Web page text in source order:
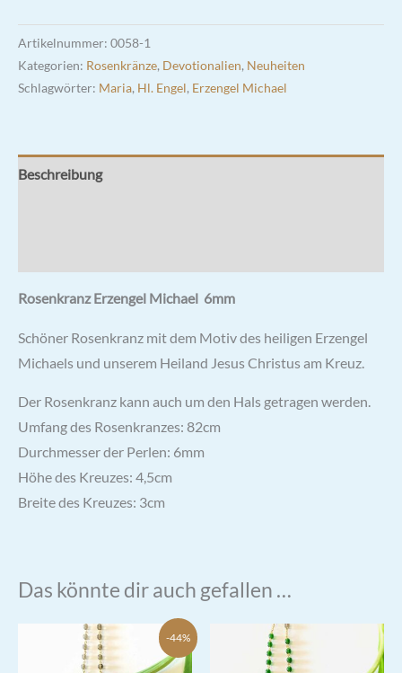
Artikelnummer: 0058-1
Kategorien: Rosenkränze, Devotionalien, Neuheiten
Schlagwörter: Maria, Hl. Engel, Erzengel Michael
Beschreibung
Rosenkranz Erzengel Michael 6mm
Schöner Rosenkranz mit dem Motiv des heiligen Erzengel
Michaels und unserem Heiland Jesus Christus am Kreuz.
Der Rosenkranz kann auch um den Hals getragen werden.
Umfang des Rosenkranzes: 82cm
Durchmesser der Perlen: 6mm
Höhe des Kreuzes: 4,5cm
Breite des Kreuzes: 3cm
Das könnte dir auch gefallen …
-44%